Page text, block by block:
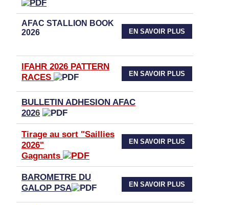
AFAC STALLION BOOK
2026
EN SAVOIR PLUS
IFAHR 2026 PATTERN
RACES
EN SAVOIR PLUS
BULLETIN ADHESION AFAC
2026
Tirage au sort "Saillies
2026"
Gagnants
EN SAVOIR PLUS
BAROMETRE DU
GALOP PSA
EN SAVOIR PLUS